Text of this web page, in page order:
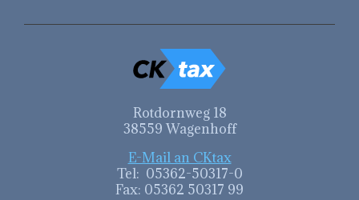
Rotdornweg 18
38559 Wagenhoff
E-Mail an CKtax
Tel: 05362-50317-0
Fax: 05362 50317 99